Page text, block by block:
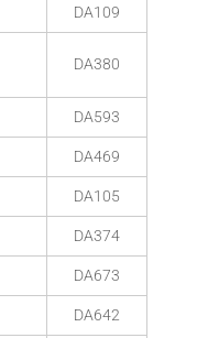
DA109
DA380
DA593
DA469
DA105
DA374
DA673
DA642